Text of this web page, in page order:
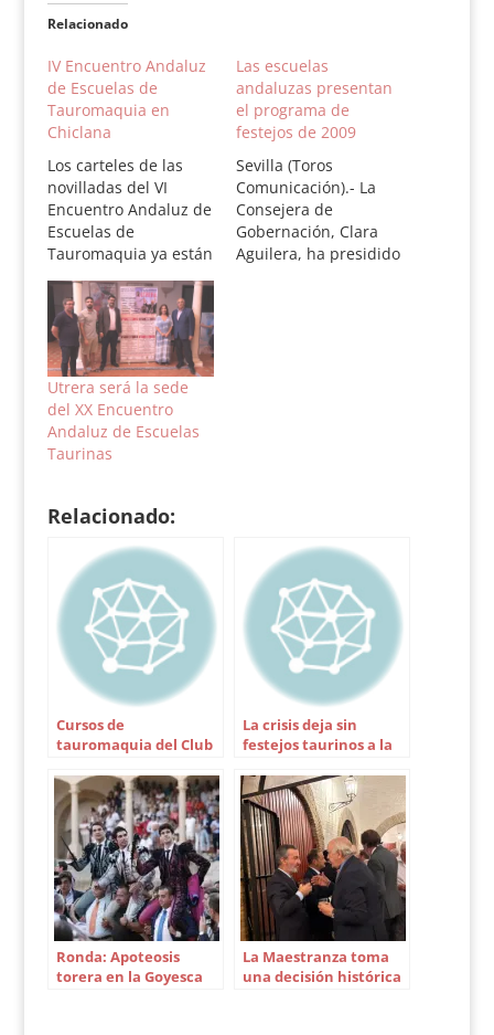
Relacionado
IV Encuentro Andaluz
de Escuelas de
Tauromaquia en
Chiclana
Los carteles de las
novilladas del VI
Encuentro Andaluz de
Escuelas de
Tauromaquia ya están
cerrados. Serán
cuatro novilladas sin
picadores dentro del
mismo fin de semana.
La consejera de
Gobernación de la
Junta de Andalucía,
Evangelina Naranjo,
máxima responsable
personalmente el
Las escuelas
andaluzas presentan
el programa de
festejos de 2009
Sevilla (Toros
Comunicación).- La
Consejera de
Gobernación, Clara
Aguilera, ha presidido
Utrera será la sede
del XX Encuentro
Andaluz de Escuelas
Taurinas
Relacionado:
Cursos de
tauromaquia del Club
Prácticos
La crisis deja sin
festejos taurinos a la
Ronda: Apoteosis
torera en la Goyesca
La Maestranza toma
una decisión histórica